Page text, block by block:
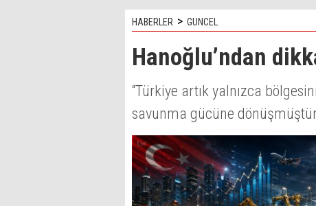
HABERLER > GUNCEL
Hanoğlu’ndan
“Türkiye artık yalnızca
savunma gücüne